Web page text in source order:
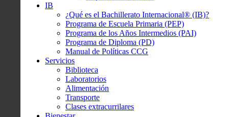
IB
¿Qué es el Bachillerato Internacional® (IB)?
Programa de Escuela Primaria (PEP)
Programa de los Años Intermedios (PAI)
Programa de Diploma (PD)
Manual de Políticas CCG
Servicios
Biblioteca
Laboratorios
Alimentación
Transporte
Clases extracurrilares